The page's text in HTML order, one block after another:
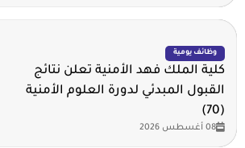
وظائف يومية
كلية الملك فهد الأمنية تعلن نتائج
القبول المبدئي لدورة العلوم الأمنية
(70)
08 أغسطس 2026